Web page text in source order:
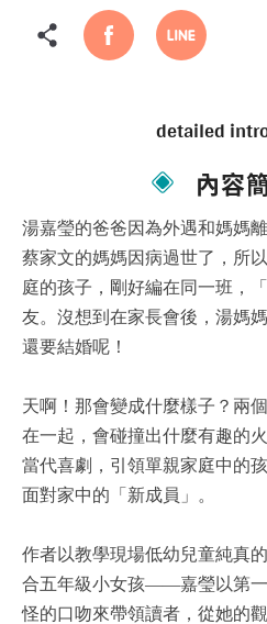
detailed
內容
湯嘉瑩的爸爸因為外遇和媽媽
蔡家文的媽媽因病過世了，所
庭的孩子，剛好編在同一班，
友。沒想到在家長會後，湯媽
還要結婚呢！
天啊！那會變成什麼樣子？兩
在一起，會碰撞出什麼有趣的
當代喜劇，引領單親家庭中的
面對家中的「新成員」。
作者以教學現場低幼兒童純真
合五年級小女孩——嘉瑩以第
怪的口吻來帶領讀者，從她的